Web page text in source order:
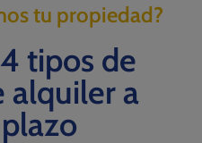
tu propiedad?
tipos de
alquiler a